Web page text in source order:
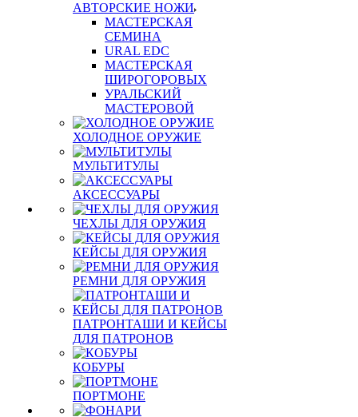
АВТОРСКИЕ НОЖИ
МАСТЕРСКАЯ
СЕМИНА
URAL EDC
МАСТЕРСКАЯ
ШИРОГОРОВЫХ
УРАЛЬСКИЙ
МАСТЕРОВОЙ
ХОЛОДНОЕ ОРУЖИЕ
МУЛЬТИТУЛЫ
АКСЕССУАРЫ
ЧЕХЛЫ ДЛЯ ОРУЖИЯ
КЕЙСЫ ДЛЯ ОРУЖИЯ
РЕМНИ ДЛЯ ОРУЖИЯ
ПАТРОНТАШИ И КЕЙСЫ
ДЛЯ ПАТРОНОВ
КОБУРЫ
ПОРТМОНЕ